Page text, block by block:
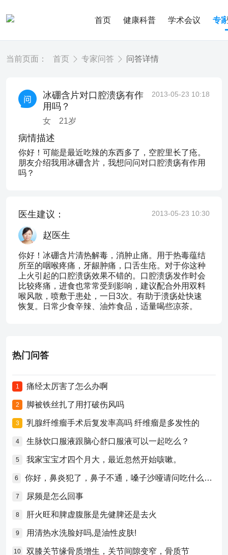
首页 健康科普 学术会议 专
当前页面： 首页 专家问答 问答详情
冰硼含片对口腔溃疡有作
用吗？
女 21岁
2013-05-23 10:18
病情描述
你好！可能是最近吃辣的东西多了，空腔里长了疮。
朋友介绍我用冰硼含片，我想问问对口腔溃疡有作用
吗？
医生建议： 2013-05-23 10:30
赵医生
你好！冰硼含片清热解毒，消肿止痛。用于热毒蕴结
所至的咽喉疼痛，牙龈肿痛，口舌生疮。对于你这种
上火引起的口腔溃疡效果不错的。口腔溃疡发作时会
比较疼痛，进食也常常受到影响，建议配合外用双料
喉风散，喷敷于患处，一日3次。有助于溃疡处快速
恢复。日常少食辛辣、油炸食品，适量喝些凉茶。
热门问答
1 痛经太厉害了怎么办啊
2 脚被铁丝扎了用打破伤风吗
3 乳腺纤维瘤手术后复发率高吗 纤维瘤是多发性的
4 生脉饮口服液跟脑心舒口服液可以一起吃么？
5 我家宝宝才四个月大，最近忽然开始咳嗽。
6 你好，鼻炎犯了，鼻子不通，嗓子沙哑请问吃什么药比较好？
7 尿频是怎么回事
8 肝火旺和脾虚腹胀是先健脾还是去火
9 用清热水洗脸好吗,是油性皮肤!
10 双膝关节缘骨质增生，关节间隙变窄，骨质节